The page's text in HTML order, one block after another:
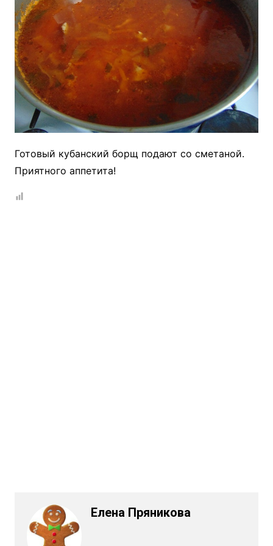
Готовый кубанский борщ подают со сметаной.
Приятного аппетита!
Елена Пряникова